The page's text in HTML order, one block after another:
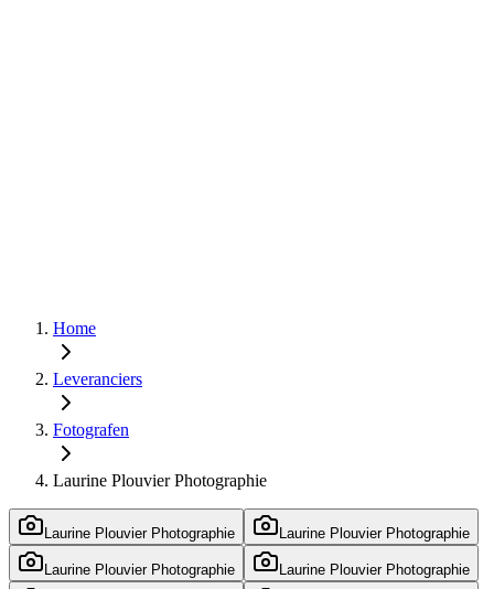
Home
Leveranciers
Fotografen
Laurine Plouvier Photographie
Laurine Plouvier Photographie Laurine Plouvier Photographie
Laurine Plouvier Photographie Laurine Plouvier Photographie